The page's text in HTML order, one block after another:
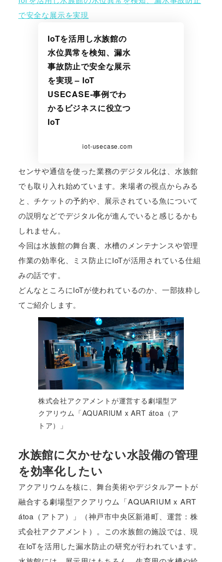
で安全な展示を実現
IoTを活用し水族館の
水位異常を検知、漏水
事故防止で安全な展示
を実現 – IoT
USECASE-事例でわ
かるビジネスに役立つ
IoT
iot-usecase.com
センサや通信を使った業務のデジタル化は、水族館
でも取り入れ始めています。来場者の視点からみる
と、チケットの予約や、展示されている魚について
の説明などでデジタル化が進んでいると感じるかも
しれません。
今回は水族館の舞台裏、水槽のメンテナンスや管理
作業の効率化、ミス防止にIoTが活用されている仕組
みの話です。
どんなところにIoTが使われているのか、一部抜粋し
てご紹介します。
株式会社アクアメントが運営する劇場型ア
クアリウム「AQUARIUM x ART átoa（ア
トア）」
水族館に欠かせない水設備の管理
を効率化したい
アクアリウムを核に、舞台美術やデジタルアートが
融合する劇場型アクアリウム「AQUARIUM x ART
átoa（アトア）」（神戸市中央区新港町、運営：株
式会社アクアメント）。この水族館の施設では、現
在IoTを活用した漏水防止の研究が行われています。